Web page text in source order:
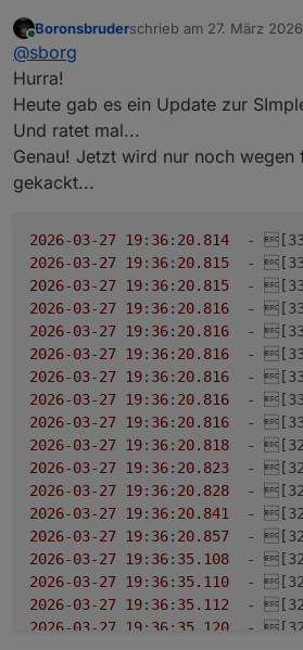
Online
Boronsbruderschrieb am 27. März
zuletzt editiert von
@sborg
Hurra!
Heute gab es ein Update zur
Und ratet mal...
Genau! Jetzt wird nur noch wegen
gekackt...
2026-03-27 19: 36: 20.814
-
2026-03-27 19: 36: 20.815
-
2026-03-27 19: 36: 20.815
-
2026-03-27 19: 36: 20.816
-
2026-03-27 19: 36: 20.816
-
2026-03-27 19: 36: 20.816
-
2026-03-27 19: 36: 20.816
-
2026-03-27 19: 36: 20.816
-
2026-03-27 19: 36: 20.816
-
2026-03-27 19: 36: 20.818
-
2026-03-27 19: 36: 20.823
-
2026-03-27 19: 36: 20.828
-
2026-03-27 19: 36: 20.841
-
2026-03-27 19: 36: 20.857
-
2026-03-27 19: 36: 35.108
-
2026-03-27 19: 36: 35.110
-
2026-03-27 19: 36: 35.112
-
2026-03-27 19: 36: 35.120
-